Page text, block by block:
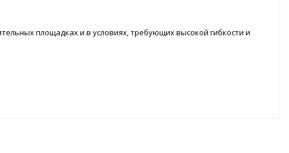
площадках и в условиях, требующих высокой гибкости и